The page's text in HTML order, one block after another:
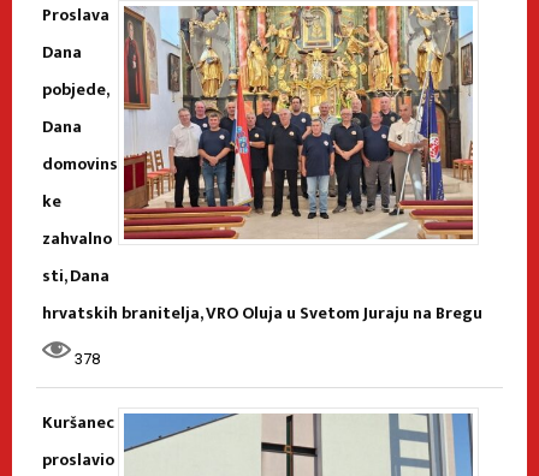
Proslava
Dana
pobjede,
Dana
domovins
ke
zahvalno
sti, Dana
hrvatskih branitelja, VRO Oluja u Svetom Juraju na Bregu
378
Kuršanec
proslavio